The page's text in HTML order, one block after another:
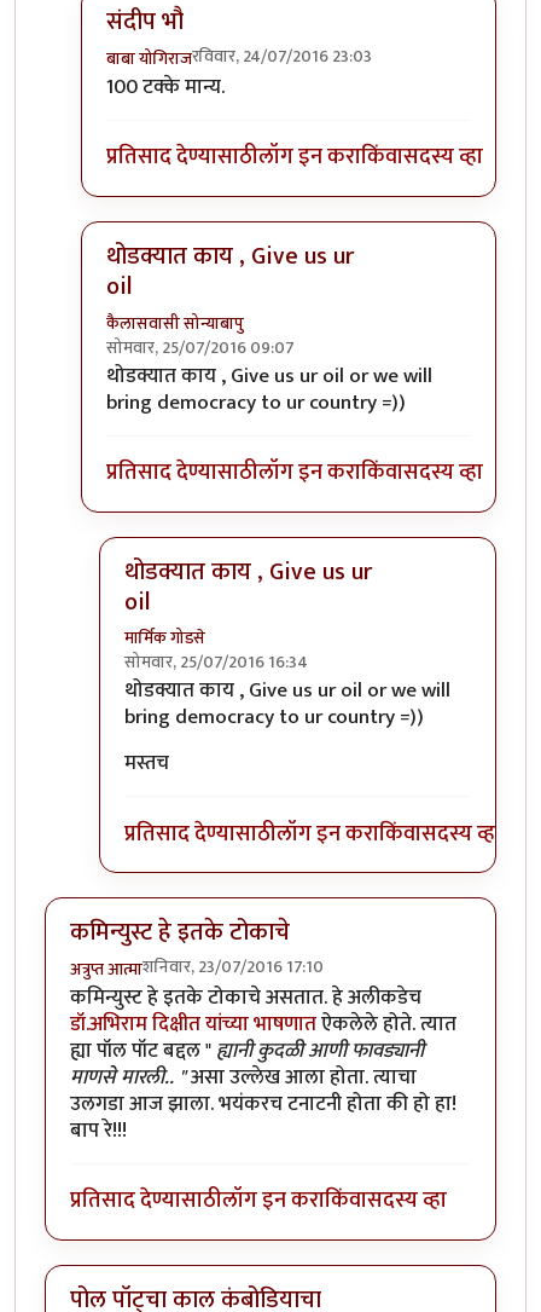
संदीप भौ
बाबा योगिराजरविवार, 24/07/2016 23:03
In reply toAmerica 'helps' only when she
100 टक्के मान्य.
प्रतिसाद देण्यासाठीलॉग इन कराकिंवासदस्य व्हा
थोडक्यात काय , Give us ur
oil
कैलासवासी सोन्याबापु
सोमवार, 25/07/2016 09:07
In reply toAmerica 'helps' only when she
थोडक्यात काय , Give us ur oil or we will
bring democracy to ur country =))
प्रतिसाद देण्यासाठीलॉग इन कराकिंवासदस्य व्हा
थोडक्यात काय , Give us ur
oil
मार्मिक गोडसे
सोमवार, 25/07/2016 16:34
In reply toथोडक्यात काय , Give us ur oil
थोडक्यात काय , Give us ur oil or we will
bring democracy to ur country =))
मस्तच
प्रतिसाद देण्यासाठीलॉग इन कराकिंवासदस्य व्हा
कमिन्युस्ट हे इतके टोकाचे
अत्रुप्त आत्माशनिवार, 23/07/2016 17:10
कमिन्युस्ट हे इतके टोकाचे असतात. हे अलीकडेच
डॉ.अभिराम दिक्षीत यांच्या भाषणातऐकलेले होते. त्यात
ह्या पॉल पॉट बद्दल "ह्यानी कुदळी आणी फावड्यानी
माणसे मारली.. "असा उल्लेख आला होता. त्याचा
उलगडा आज झाला. भयंकरच टनाटनी होता की हो हा!
बाप रे!!!
प्रतिसाद देण्यासाठीलॉग इन कराकिंवासदस्य व्हा
पोल पॉट्चा काल कंबोडियाचा